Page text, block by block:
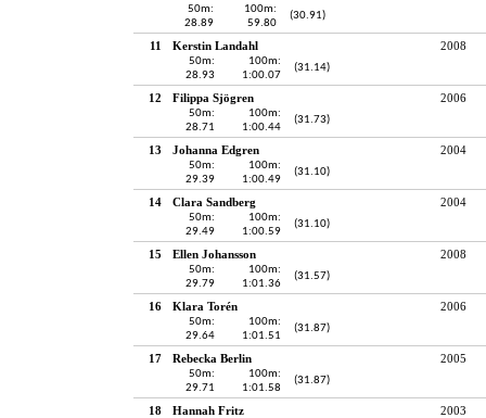
50m:
28.89
100m:
59.80
(30.91)
11 Kerstin Landahl 2008
50m:
28.93
100m:
1:00.07
(31.14)
12 Filippa Sjögren 2006
50m:
28.71
100m:
1:00.44
(31.73)
13 Johanna Edgren 2004
50m:
29.39
100m:
1:00.49
(31.10)
14 Clara Sandberg 2004
50m:
29.49
100m:
1:00.59
(31.10)
15 Ellen Johansson 2008
50m:
29.79
100m:
1:01.36
(31.57)
16 Klara Torén 2006
50m:
29.64
100m:
1:01.51
(31.87)
17 Rebecka Berlin 2005
50m:
29.71
100m:
1:01.58
(31.87)
18 Hannah Fritz 2003